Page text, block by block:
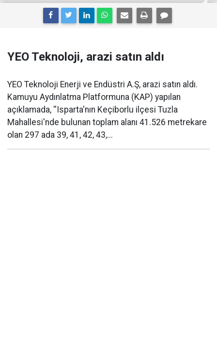
YEO Teknoloji, arazi satın aldı
YEO Teknoloji Enerji ve Endüstri A.Ş, arazi satın aldı.
Kamuyu Aydınlatma Platformuna (KAP) yapılan
açıklamada, ''Isparta'nın Keçiborlu ilçesi Tuzla
Mahallesi'nde bulunan toplam alanı 41.526 metrekare
olan 297 ada 39, 41, 42, 43,...